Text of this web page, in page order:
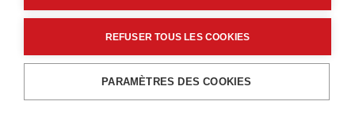
REFUSER TOUS LES COOKIES
PARAMÈTRES DES COOKIES
Livraison standard Sur commande
Description détaillée
Ajouter au panier